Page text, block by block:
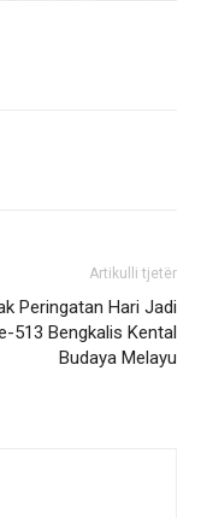
Artikulli tjetër
Peringatan Hari Jadi
513 Bengkalis Kental
Budaya Melayu